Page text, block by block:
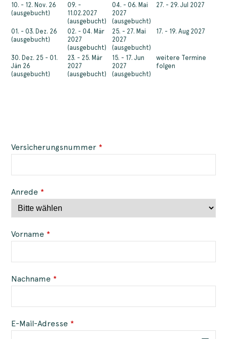
10. - 12. Nov. 26
(ausgebucht)
09. -
11.02.2027
(ausgebucht)
04. - 06. Mai
2027
(ausgebucht)
27. - 29. Jul 2027
01. - 03. Dez. 26
(ausgebucht)
02. - 04. Mär
2027
(ausgebucht)
25. - 27. Mai
2027
(ausgebucht)
17. - 19. Aug 2027
30. Dez. 25 - 01.
Jän 26
(ausgebucht)
23. - 25. Mär
2027
(ausgebucht)
15. - 17. Jun
2027
(ausgebucht)
weitere Termine
folgen
Versicherungsnummer *
Anrede *
Vorname *
Nachname *
Company
Name *
E-Mail-Adresse *